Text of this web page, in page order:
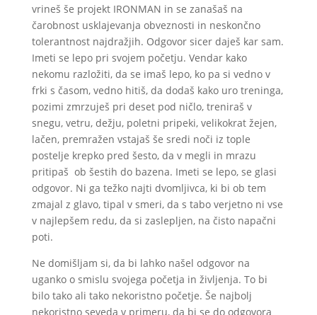
vrineš še projekt IRONMAN in se zanašaš na
čarobnost usklajevanja obveznosti in neskončno
tolerantnost najdražjih. Odgovor sicer daješ kar sam.
Imeti se lepo pri svojem početju. Vendar kako
nekomu razložiti, da se imaš lepo, ko pa si vedno v
frki s časom, vedno hitiš, da dodaš kako uro treninga,
pozimi zmrzuješ pri deset pod ničlo, treniraš v
snegu, vetru, dežju, poletni pripeki, velikokrat žejen,
lačen, premražen vstajaš še sredi noči iz tople
postelje krepko pred šesto, da v megli in mrazu
pritipaš ob šestih do bazena. Imeti se lepo, se glasi
odgovor. Ni ga težko najti dvomljivca, ki bi ob tem
zmajal z glavo, tipal v smeri, da s tabo verjetno ni vse
v najlepšem redu, da si zaslepljen, na čisto napačni
poti.
Ne domišljam si, da bi lahko našel odgovor na
uganko o smislu svojega početja in življenja. To bi
bilo tako ali tako nekoristno početje. Še najbolj
nekoristno seveda v primeru, da bi se do odgovora